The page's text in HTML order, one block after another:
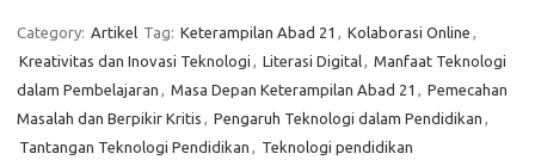
Category: Artikel Tag: Keterampilan Abad 21 , Kolaborasi Online ,
Kreativitas dan Inovasi Teknologi , Literasi Digital, Manfaat Teknologi
dalam Pembelajaran , Masa Depan Keterampilan Abad 21 , Pemecahan
Masalah dan Berpikir Kritis , Pengaruh Teknologi dalam Pendidikan ,
Tantangan Teknologi Pendidikan , Teknologi pendidikan